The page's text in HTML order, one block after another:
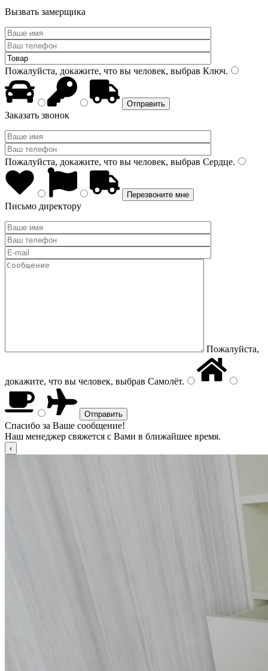
Вызвать замерщика
Пожалуйста, докажите, что вы человек, выбрав Ключ.
Заказать звонок
Пожалуйста, докажите, что вы человек, выбрав Сердце.
Письмо директору
Пожалуйста,
докажите, что вы человек, выбрав Самолёт.
Спасибо за Ваше сообщение!
Наш менеджер свяжется с Вами в ближайшее время.